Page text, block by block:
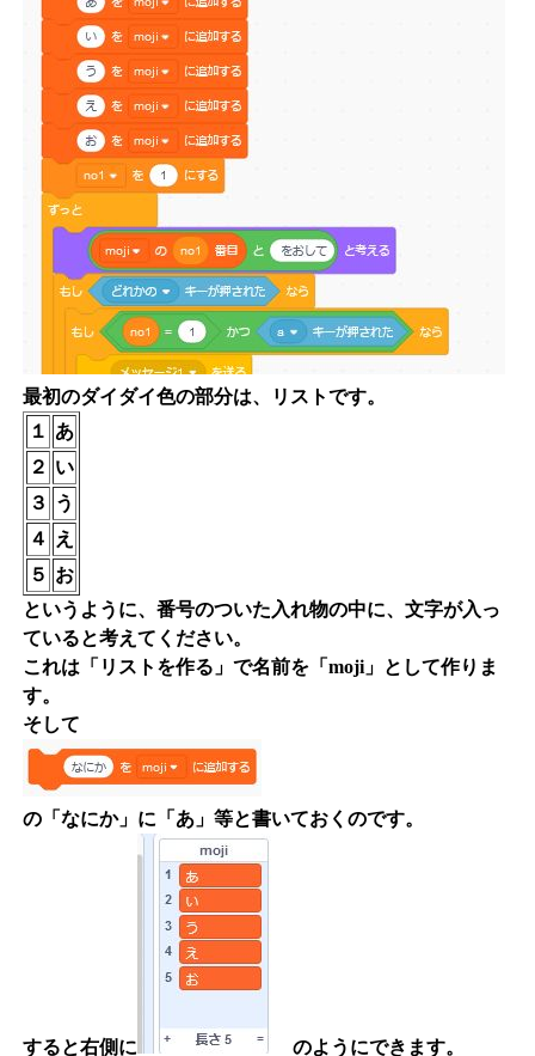
最初のダイダイ色の部分は、リストです。
１ あ
２ い
３
う
４
え
５ お
というように、番号のついた入れ物の中に、文字が入っ
ていると考えてください。
これは「リストを作る」で名前を「moji」として作りま
す。
そして
の「なにか」に「あ」等と書いておくのです。
すると右側に
のようにできます。